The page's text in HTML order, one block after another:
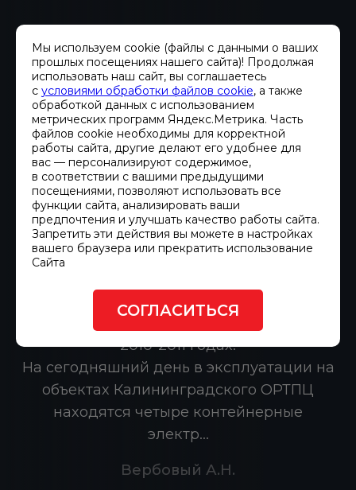
ФГУП "РТРС"
(КАЛИНИНГРАДСКИЙ
ФИЛИАЛ)
Настоящим письмом выражаем
благодарность коллективу компании
«Хайтед» за выполненные работы по
поставке и вводу в эксплуатацию
дизель- ных электростанции FG Wilson в
производ- ства ООО «Хайтед». Поставки
оборудования и работы выполнялись в
2010-2011 годах.
На сегодняшний день в эксплуатации на
объектах Калининградского ОРТПЦ
находятся четыре контейнерные
электр...
Вербовый А.Н.
HENKEL
Выражаем благодарность коллективу
ООО «Хайтед» за поставку дизель-
генератора FG Wilson модель Р110-2.
Мы полностью удовлетворены
качеством поставляемого товара и
рекомендуем ООО «Хайтед» как
грамотного и надежного поставщика.
Желаем ООО «Хайтед» успехов в
достижении поставленных целей и
А.М. Антонов
СМОТРЕТЬ
ООО
"ГЛАВСТРОЙМОНТАЖ"
Выражаем благодарность коллективу
компании ООО «Хайтед» за
выполненные работы по поставке и
вводу в эксплуатацию дизель-
генераторной установки FG Wilson.
Высокая надежность дизель-
генераторных установок FG Wilson,
поставляемых Вашей компанией,
поставленные задачи максимально
качественно и в оптимальные сроки.
Надеемся на продолжение
продуктивного и взаимовыг...
И.П. Бидва
СМОТРЕТЬ
Мы используем cookie (файлы с данными о ваших
прошлых посещениях нашего сайта)! Продолжая
использовать наш сайт, вы соглашаетесь
с условиями обработки файлов cookie, а также
обработкой данных с использованием
метрических программ Яндекс.Метрика. Часть
файлов cookie необходимы для корректной
работы сайта, другие делают его удобнее для
вас — персонализируют содержимое,
в соответствии с вашими предыдущими
посещениями, позволяют использовать все
функции сайта, анализировать ваши
предпочтения и улучшать качество работы сайта.
Запретить эти действия вы можете в настройках
вашего браузера или прекратить использование
Сайта
СОГЛАСИТЬСЯ